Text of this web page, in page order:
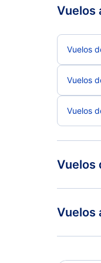
Vuelos
Vuelos
Vuelos
Vuelos
Vuelos
Vuelos
Vuelos